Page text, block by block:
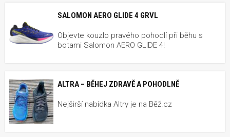
SALOMON AERO GLIDE 4 GRVL
Objevte kouzlo pravého pohodlí při běhu s
botami Salomon AERO GLIDE 4!
ALTRA – BĚHEJ ZDRAVĚ A POHODLNĚ
Nejširší nabídka Altry je na Běž.cz